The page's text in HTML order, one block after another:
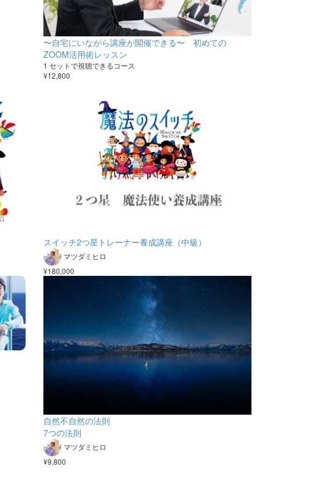
〜自宅にいながら講座が開催できる〜 初めての
ZOOM活用術レッスン
1 セットで視聴できるコース
¥12,800
スイッチ2つ星トレーナー養成講座（中級）
マツダミヒロ
¥180,000
自然不自然の法則
7つの法則
マツダミヒロ
¥9,800